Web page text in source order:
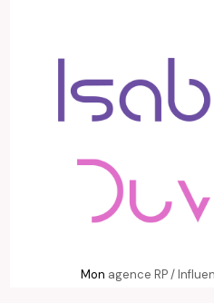
Mon agence RP /